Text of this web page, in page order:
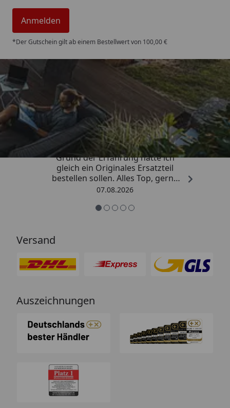
Anmelden
*Der Gutschein gilt ab einem Bestellwert von 100,00 €
Trusted Shops
4,85/ 5
„Qualität wie beschrieben, auf
Grund der Erfahrung hätte ich
gleich ein Originales Ersatzteil
bestellen sollen. Alles Top, gerne
wieder.“
07.08.2026
Versand
Auszeichnungen